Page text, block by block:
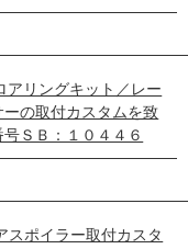
の取付カスタムを致
ＳＢ：１０４４６